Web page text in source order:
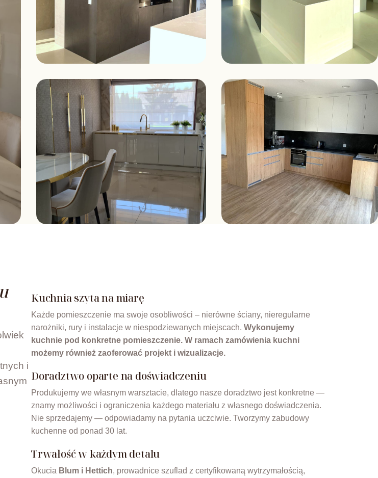
i
Kuchnia szyta na miarę
Każde pomieszczenie ma swoje osobliwości – nierówne ściany, nieregularne
narożniki, rury i instalacje w niespodziewanych miejscach.Wykonujemy
kuchnie pod konkretne pomieszczenie. W ramach zamówienia kuchni
możemy również zaoferować projekt i wizualizacje.
Doradztwo oparte na doświadczeniu
Produkujemy we własnym warsztacie, dlatego nasze doradztwo jest konkretne —
znamy możliwości i ograniczenia każdego materiału z własnego doświadczenia.
Nie sprzedajemy — odpowiadamy na pytania uczciwie. Tworzymy zabudowy
kuchenne od ponad 30 lat.
Trwałość w każdym detalu
Okucia Blum i Hettich, prowadnice szuflad z certyfikowaną wytrzymałością,